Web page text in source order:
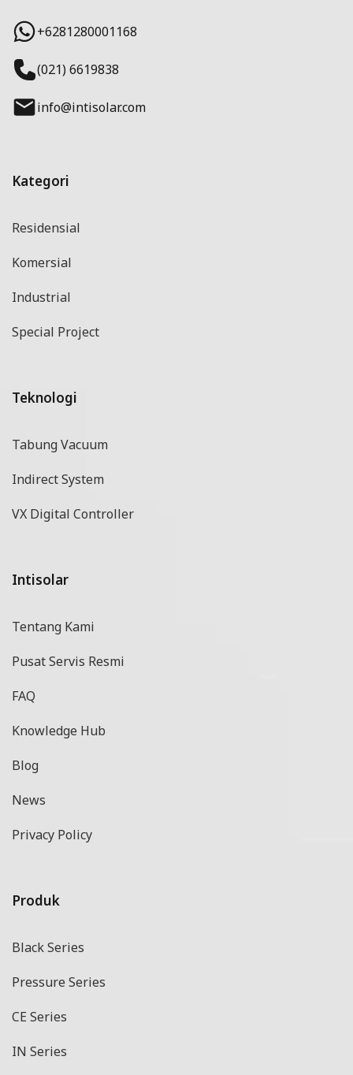
+6281280001168
(021) 6619838
info@intisolar.com
Kategori
Residensial
Komersial
Industrial
Special Project
Teknologi
Tabung Vacuum
Indirect System
VX Digital Controller
Intisolar
Tentang Kami
Pusat Servis Resmi
FAQ
Knowledge Hub
Blog
News
Privacy Policy
Produk
Black Series
Pressure Series
CE Series
IN Series